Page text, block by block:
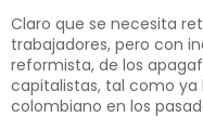
Claro que se necesita
trabajadores, pero con
reformista, de los
capitalistas, tal como ya
colombiano en los